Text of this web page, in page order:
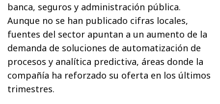
banca, seguros y administración pública.
Aunque no se han publicado cifras locales,
fuentes del sector apuntan a un aumento de la
demanda de soluciones de automatización de
procesos y analítica predictiva, áreas donde la
compañía ha reforzado su oferta en los últimos
trimestres.